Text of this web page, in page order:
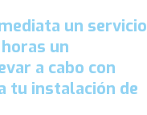
un servicio
un
a cabo con
tu instalación de